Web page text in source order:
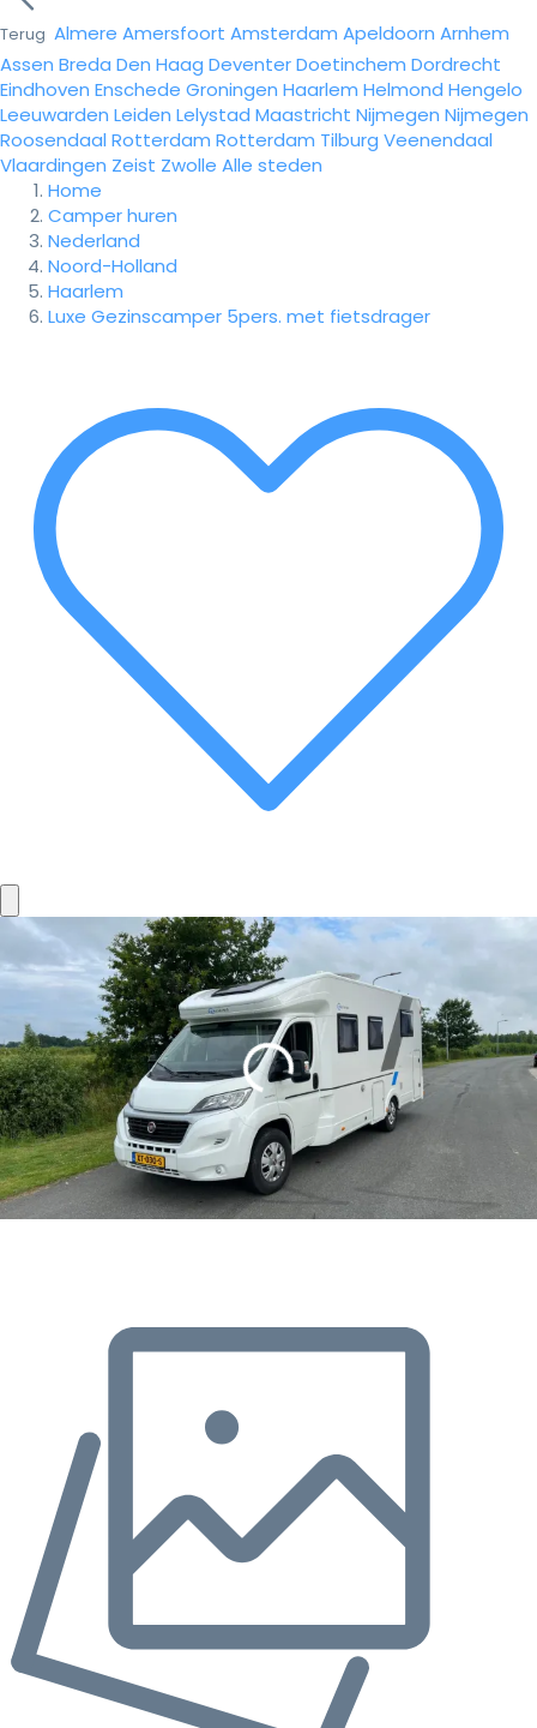
Terug Almere Amersfoort Amsterdam Apeldoorn Arnhem
Assen Breda Den Haag DeventerDoetinchem Dordrecht
Eindhoven Enschede Groningen Haarlem Helmond Hengelo
Leeuwarden Leiden Lelystad Maastricht Nijmegen Nijmegen
Roosendaal Rotterdam Rotterdam Tilburg Veenendaal
Vlaardingen Zeist Zwolle Alle steden
Home
Camper huren
Nederland
Noord-Holland
Haarlem
Luxe Gezinscamper 5pers. met fietsdrager